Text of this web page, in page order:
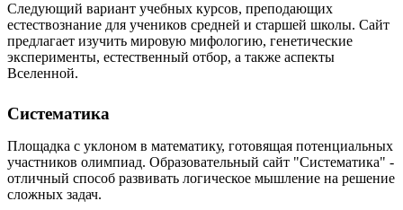
Следующий вариант учебных курсов, преподающих
естествознание для учеников средней и старшей школы. Сайт
предлагает изучить мировую мифологию, генетические
эксперименты, естественный отбор, а также аспекты
Вселенной.
Систематика
Площадка с уклоном в математику, готовящая потенциальных
участников олимпиад. Образовательный сайт "Систематика" -
отличный способ развивать логическое мышление на решение
сложных задач.